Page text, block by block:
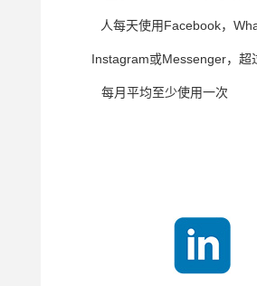
人每天使用Facebook，
Instagram或Messenger，超
每月平均至少使